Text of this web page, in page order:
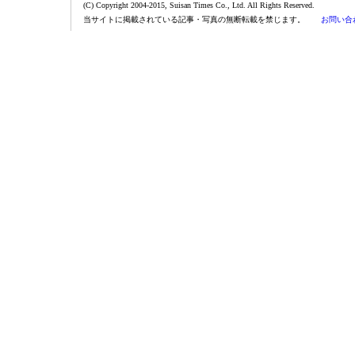
(C) Copyright 2004-2015, Suisan Times Co., Ltd. All Rights Reserved.
当サイトに掲載されている記事・写真の無断転載を禁じます。 お問い合